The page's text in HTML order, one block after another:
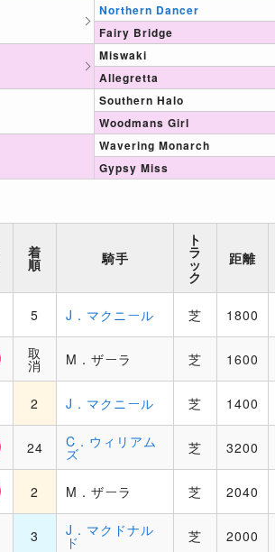
Northern Dancer
Fairy Bridge
Miswaki
Allegretta
Southern Halo
Woodmans Girl
Wavering Monarch
Gypsy Miss
着
順 騎手
ト
ラ
ッ
ク
距離
5 J．マクニール 芝 1800
取
消 M．ザーラ 芝 1600
2 J．マクニール 芝 1400
24 C．ウィリアム
ズ 芝 3200
2 M．ザーラ 芝 2040
3 J．マクドナル
ド 芝 2000